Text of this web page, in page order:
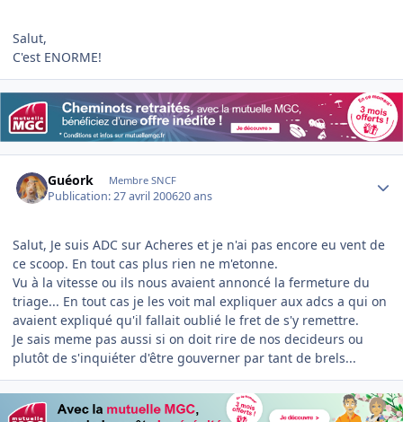
Salut,
C'est ENORME!
Guéork Membre SNCF
Publication:27 avril 200620 ans
Salut, Je suis ADC sur Acheres et je n'ai pas encore eu vent de
ce scoop. En tout cas plus rien ne m'etonne.
Vu à la vitesse ou ils nous avaient annoncé la fermeture du
triage... En tout cas je les voit mal expliquer aux adcs a qui on
avaient expliqué qu'il fallait oublié le fret de s'y remettre.
Je sais meme pas aussi si on doit rire de nos decideurs ou
plutôt de s'inquiéter d'être gouverner par tant de brels...